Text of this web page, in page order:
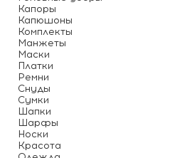
Капоры
Капюшоны
Комплекты
Манжеты
Маски
Платки
Ремни
Снуды
Сумки
Шапки
Шарфы
Носки
Красота